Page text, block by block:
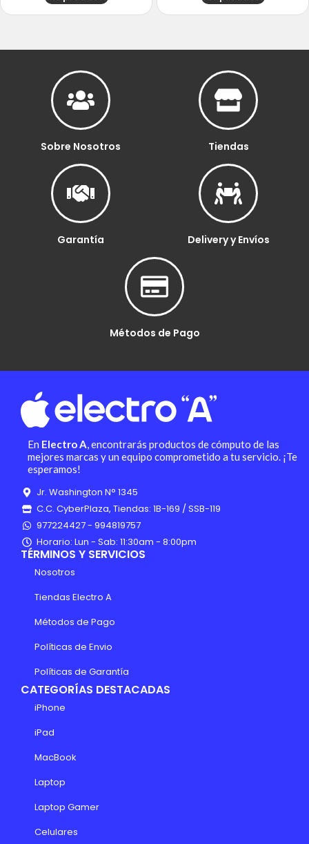
Sobre Nosotros Tiendas
Garantía Delivery y Envíos
Métodos de Pago
En Electro A, encontrarás productos de cómputo de las
mejores marcas y un equipo comprometido a tu servicio. ¡Te
esperamos!
Jr. Washington N° 1345
C.C. CyberPlaza, Tiendas: 1B-169 / SSB-119
977224427 - 994819757
Horario: Lun - Sab: 11:30am - 8:00pm
TÉRMINOS Y SERVICIOS
Nosotros
Tiendas Electro A
Métodos de Pago
Políticas de Envio
Políticas de Garantía
CATEGORÍAS DESTACADAS
iPhone
iPad
MacBook
Laptop
Laptop Gamer
Celulares